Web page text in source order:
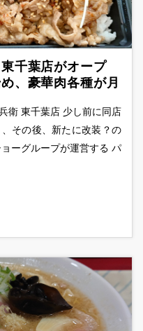
千葉店がオープ
、豪華肉各種が月
衛 東千葉店 少し前に同店
その後、新たに改装？の
ーグループが運営する パ